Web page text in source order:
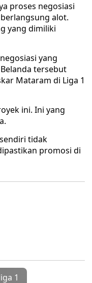
proses negosiasi
alot.
yang dimiliki
yang
tersebut
Mataram di Liga 1
ini. Ini yang
tidak
promosi di
1